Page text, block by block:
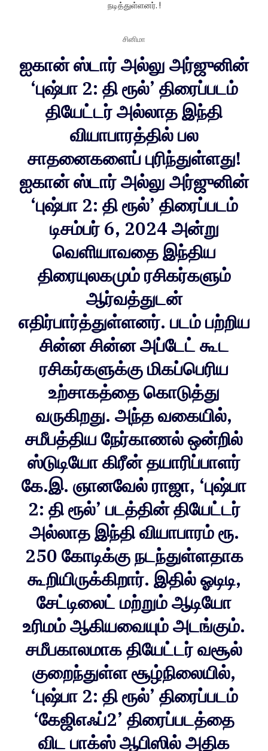
நடித்துள்ளனர். !
சினிமா
ஐகான் ஸ்டார் அல்லு அர்ஜுனின்
‘புஷ்பா 2: தி ரூல்’ திரைப்படம்
தியேட்டர் அல்லாத இந்தி
வியாபாரத்தில் பல
சாதனைகளைப் புரிந்துள்ளது!
ஐகான் ஸ்டார் அல்லு அர்ஜுனின்
‘புஷ்பா 2: தி ரூல்’ திரைப்படம்
டிசம்பர் 6, 2024 அன்று
வெளியாவதை இந்திய
திரையுலகமும் ரசிகர்களும்
ஆர்வத்துடன்
எதிர்பார்த்துள்ளனர். படம் பற்றிய
சின்ன சின்ன அப்டேட் கூட
ரசிகர்களுக்கு மிகப்பெரிய
உற்சாகத்தை கொடுத்து
வருகிறது. அந்த வகையில்,
சமீபத்திய நேர்காணல் ஒன்றில்
ஸ்டுடியோ கிரீன் தயாரிப்பாளர்
கே.இ. ஞானவேல் ராஜா, ‘புஷ்பா
2: தி ரூல்’ படத்தின் தியேட்டர்
அல்லாத இந்தி வியாபாரம் ரூ.
250 கோடிக்கு நடந்துள்ளதாக
கூறியிருக்கிறார். இதில் ஓடிடி,
சேட்டிலைட் மற்றும் ஆடியோ
உரிமம் ஆகியவையும் அடங்கும்.
சமீபகாலமாக தியேட்டர் வசூல்
குறைந்துள்ள சூழ்நிலையில்,
‘புஷ்பா 2: தி ரூல்’ திரைப்படம்
‘கேஜிஎஃப்2’ திரைப்படத்தை
விட பாக்ஸ் ஆபிஸில் அதிக